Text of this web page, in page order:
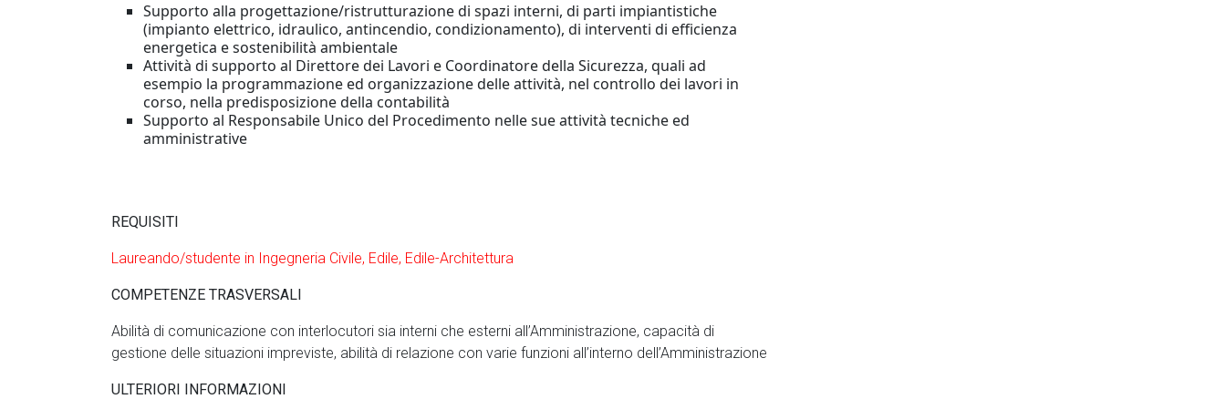
Supporto alla progettazione/ristrutturazione di spazi interni, di parti impiantistiche
(impianto elettrico, idraulico, antincendio, condizionamento), di interventi di efficienza
energetica e sostenibilità ambientale
Attività di supporto al Direttore dei Lavori e Coordinatore della Sicurezza, quali ad
esempio la programmazione ed organizzazione delle attività, nel controllo dei lavori in
corso, nella predisposizione della contabilità
Supporto al Responsabile Unico del Procedimento nelle sue attività tecniche ed
amministrative
REQUISITI
Laureando/studente in Ingegneria Civile, Edile, Edile-Architettura
COMPETENZE TRASVERSALI
Abilità di comunicazione con interlocutori sia interni che esterni all’Amministrazione, capacità di
gestione delle situazioni impreviste, abilità di relazione con varie funzioni all’interno dell’Amministrazione
ULTERIORI INFORMAZIONI